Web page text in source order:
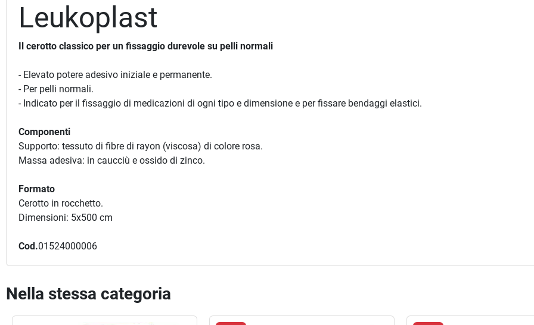
Leukoplast
Il cerotto classico per un fissaggio durevole su pelli normali
- Elevato potere adesivo iniziale e permanente.
- Per pelli normali.
- Indicato per il fissaggio di medicazioni di ogni tipo e dimensione e per fissare bendaggi elastici.
Componenti
Supporto: tessuto di fibre di rayon (viscosa) di colore rosa.
Massa adesiva: in caucciù e ossido di zinco.
Formato
Cerotto in rocchetto.
Dimensioni: 5x500 cm
Cod.01524000006
Nella stessa categoria